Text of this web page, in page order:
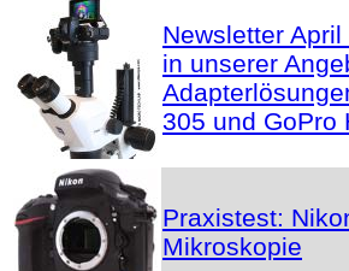
Newsletter
in unserer
305 und GoPro
Praxistest:
Mikroskopie